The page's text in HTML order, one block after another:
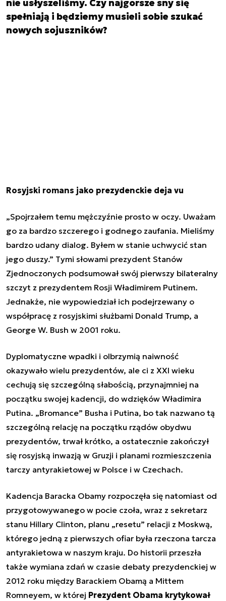
nie usłyszeliśmy. Czy najgorsze sny się
spełniają i będziemy musieli sobie szukać
nowych sojuszników?
Rosyjski romans jako prezydenckie deja vu
„Spojrzałem temu mężczyźnie prosto w oczy. Uważam
go za bardzo szczerego i godnego zaufania. Mieliśmy
bardzo udany dialog. Byłem w stanie uchwycić stan
jego duszy.” Tymi słowami prezydent Stanów
Zjednoczonych podsumował swój pierwszy bilateralny
szczyt z prezydentem Rosji Władimirem Putinem.
Jednakże, nie wypowiedział ich podejrzewany o
współpracę z rosyjskimi służbami Donald Trump, a
George W. Bush w 2001 roku.
Dyplomatyczne wpadki i olbrzymią naiwność
okazywało wielu prezydentów, ale ci z XXI wieku
cechują się szczególną słabością, przynajmniej na
początku swojej kadencji, do wdzięków Władimira
Putina. „Bromance” Busha i Putina, bo tak nazwano tą
szczególną relację na początku rządów obydwu
prezydentów, trwał krótko, a ostatecznie zakończył
się rosyjską inwazją w Gruzji i planami rozmieszczenia
tarczy antyrakietowej w Polsce i w Czechach.
Kadencja Baracka Obamy rozpoczęła się natomiast od
przygotowywanego w pocie czoła, wraz z sekretarz
stanu Hillary Clinton, planu „resetu” relacji z Moskwą,
którego jedną z pierwszych ofiar była rzeczona tarcza
antyrakietowa w naszym kraju. Do historii przeszła
także wymiana zdań w czasie debaty prezydenckiej w
2012 roku między Barackiem Obamą a Mittem
Romneyem, w której Prezydent Obama krytykował